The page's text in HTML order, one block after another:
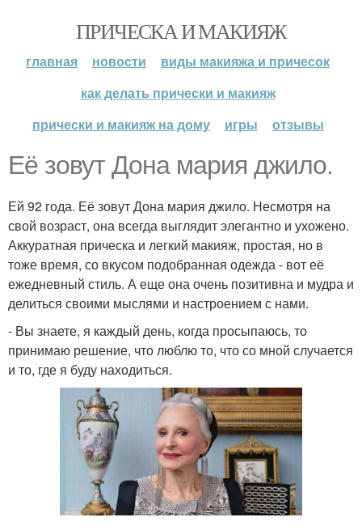
ПРИЧЕСКА И МАКИЯЖ
главная новости
виды макияжа и причесок
как делать прически и макияж
прически и макияж на дому
игры отзывы
Её зовут Дона мария джило.
Ей 92 года. Её зовут Дона мария джило. Несмотря на
свой возраст, она всегда выглядит элегантно и ухожено.
Аккуратная прическа и легкий макияж, простая, но в
тоже время, со вкусом подобранная одежда - вот её
ежедневный стиль. А еще она очень позитивна и мудра и
делиться своими мыслями и настроением с нами.
- Вы знаете, я каждый день, когда просыпаюсь, то
принимаю решение, что люблю то, что со мной случается
и то, где я буду находиться.